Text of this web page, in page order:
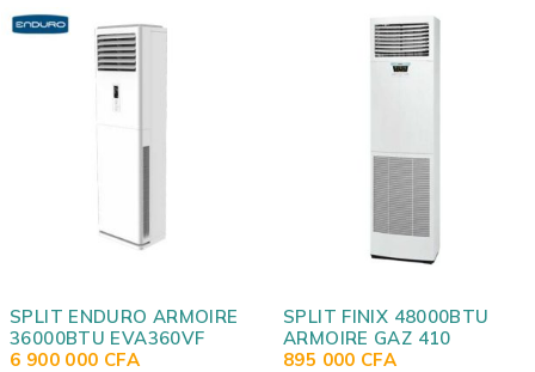
SPLIT ENDURO ARMOIRE
36000BTU EVA360VF
6 900 000 CFA
SPLIT FINIX 48000BTU
ARMOIRE GAZ 410
895 000 CFA